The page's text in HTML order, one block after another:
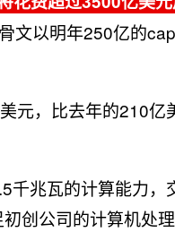
文以明年250亿的
元，比去年的210
兆瓦的计算能力
创公司的计算机处